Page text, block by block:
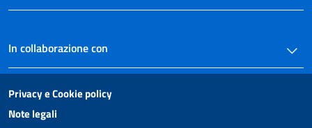
In collaborazione con
Privacy e Cookie policy
Note legali